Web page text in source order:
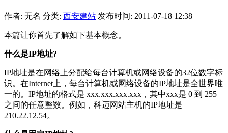
作者: 无名 分类: 西安建站 发布时间: 2011-07-18 12:38
本篇让你首先了解如下基本概念。
什么是IP地址?
IP地址是在网络上分配给每台计算机或网络设备的32位数字标
识。在Internet上，每台计算机或网络设备的IP地址是全世界唯
一的。IP地址的格式是 xxx.xxx.xxx.xxx，其中xxx是 0 到 255
之间的任意整数。例如，科迈网站主机的IP地址是
210.22.12.54。